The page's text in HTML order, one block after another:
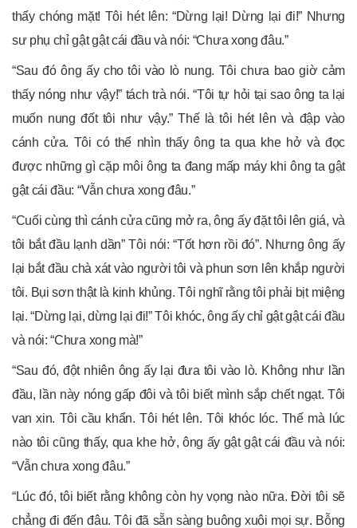
thấy chóng mặt! Tôi hét lên: “Dừng lại! Dừng lại đi!” Nhưng
sư phụ chỉ gật gật cái đầu và nói: “Chưa xong đâu.”
“Sau đó ông ấy cho tôi vào lò nung. Tôi chưa bao giờ cảm
thấy nóng như vậy!” tách trà nói. “Tôi tự hỏi tại sao ông ta lại
muốn nung đốt tôi như vậy.” Thế là tôi hét lên và đập vào
cánh cửa. Tôi có thể nhìn thấy ông ta qua khe hở và đọc
được những gì cặp môi ông ta đang mấp máy khi ông ta gật
gật cái đầu: “Vẫn chưa xong đâu.”
“Cuối cùng thì cánh cửa cũng mở ra, ông ấy đặt tôi lên giá, và
tôi bắt đầu lạnh dần” Tôi nói: “Tốt hơn rồi đó”. Nhưng ông ấy
lại bắt đầu chà xát vào người tôi và phun sơn lên khắp người
tôi. Bụi sơn thật là kinh khủng. Tôi nghĩ rằng tôi phải bịt miệng
lại. “Dừng lại, dừng lại đi!” Tôi khóc, ông ấy chỉ gật gật cái đầu
và nói: “Chưa xong mà!”
“Sau đó, đột nhiên ông ấy lại đưa tôi vào lò. Không như lần
đầu, lần này nóng gấp đôi và tôi biết mình sắp chết ngạt. Tôi
van xin. Tôi cầu khẩn. Tôi hét lên. Tôi khóc lóc. Thế mà lúc
nào tôi cũng thấy, qua khe hở, ông ấy gật gật cái đầu và nói:
“Vẫn chưa xong đâu.”
“Lúc đó, tôi biết rằng không còn hy vọng nào nữa. Đời tôi sẽ
chẳng đi đến đâu. Tôi đã sẵn sàng buông xuôi mọi sự. Bỗng